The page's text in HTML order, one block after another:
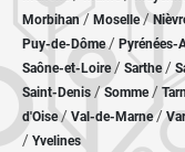
Morbihan/ Moselle/
Puy-de-Dôme/ Pyrénées-
Saône-et-Loire/ Sarthe/
Saint-Denis /Somme/ Tarn
d'Oise/ Val-de-Marne/Var
/ Yvelines